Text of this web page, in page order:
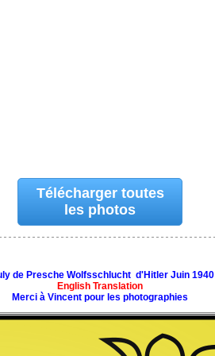
Télécharger toutes
les photos
de Presche Wolfsschlucht d'Hitler Juin 1940
English Translation
Merci à Vincent pour les photographies